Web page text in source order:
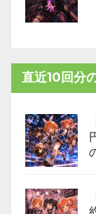
直近10回分